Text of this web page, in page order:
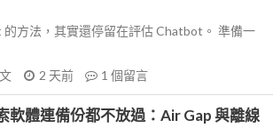
方法，其實還停留在評估 Chatbot。 準備一
2 天前 1 個留言
軟體連備份都不放過：Air Gap 與離線